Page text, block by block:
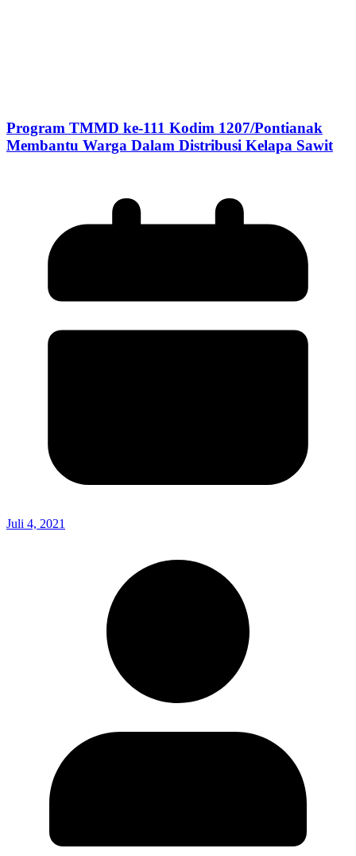
Program TMMD ke-111 Kodim 1207/Pontianak
Membantu Warga Dalam Distribusi Kelapa Sawit
Juli 4, 2021